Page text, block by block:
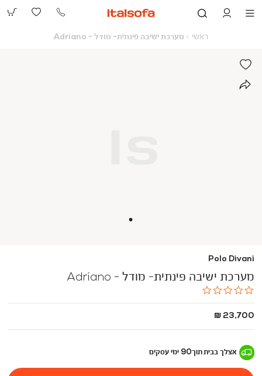
073-
ראשי ראשי
מערכת ישיבה פינתית- מודל - Adriano
Polo Divani
מערכת ישיבה פינתית- מודל - Adriano
החל
23,700 ₪
אצלך בביתתוך90 ימי עסקים